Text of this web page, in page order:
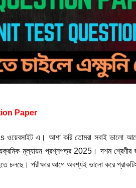
Paper
ওয়েবসাইট এ। আশা করি তোমরা সবাই ভালো
মূল্যায়ন প্রশ্নপত্র 2025। দশম শ্রেণীর
চলছে। পরীক্ষার আগে অবশ্যই ভালো করে